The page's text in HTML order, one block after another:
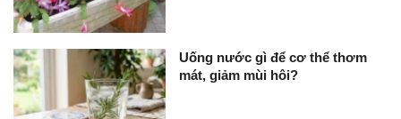
Uống nước gì để cơ thể thơm
mát, giảm mùi hôi?